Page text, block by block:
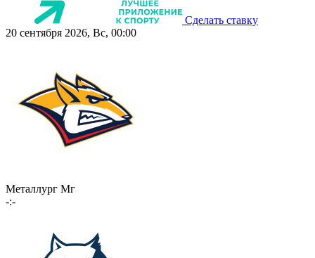
Сделать ставку
20 сентября 2026, Вс, 00:00
Металлург Мг
-:-